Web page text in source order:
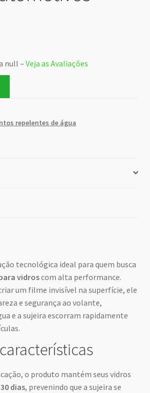
null – Veja as Avaliações
repelentes de água
tecnológica ideal para quem busca
vidroscom alta performance.
um filme invisível na superfície, ele
e segurança ao volante,
e a sujeira escorram rapidamente
o produto mantém seus vidros
dias, prevenindo que a sujeira se